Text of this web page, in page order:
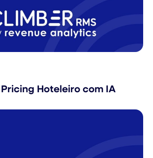
Hoteleiro com IA